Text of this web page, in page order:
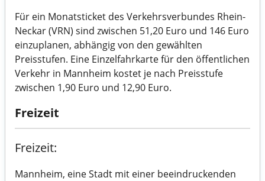
Für ein Monatsticket des Verkehrsverbundes Rhein-
Neckar (VRN) sind zwischen 51,20 Euro und 146 Euro
einzuplanen, abhängig von den gewählten
Preisstufen. Eine Einzelfahrkarte für den öffentlichen
Verkehr in Mannheim kostet je nach Preisstufe
zwischen 1,90 Euro und 12,90 Euro.
Freizeit
Freizeit:
Mannheim, eine Stadt mit einer beeindruckenden